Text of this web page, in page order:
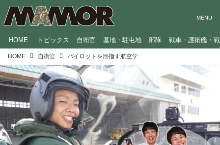
HOME トピックス 自衛官 基地・駐屯地 部隊 戦車・護衛艦・
HOME 自衛官